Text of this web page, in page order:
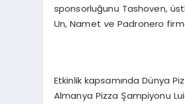
sponsorluğunu Tashoven,
Un, Namet ve Padronero
Etkinlik kapsamında Dünya
Almanya Pizza Şampiyonu